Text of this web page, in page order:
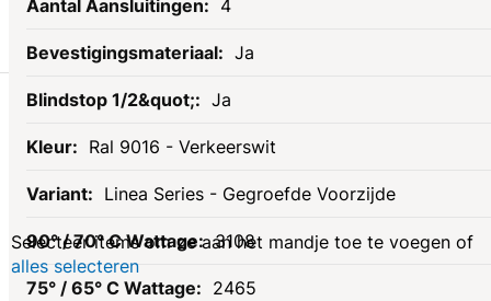
4
Ja
Ja
Ral 9016 - Verkeerswit
Linea Series - Gegroefde Voorzijde
3108
2465
Gerelateerde
producten
Selecteer items om ze aan het mandje toe te voegen of
alles selecteren